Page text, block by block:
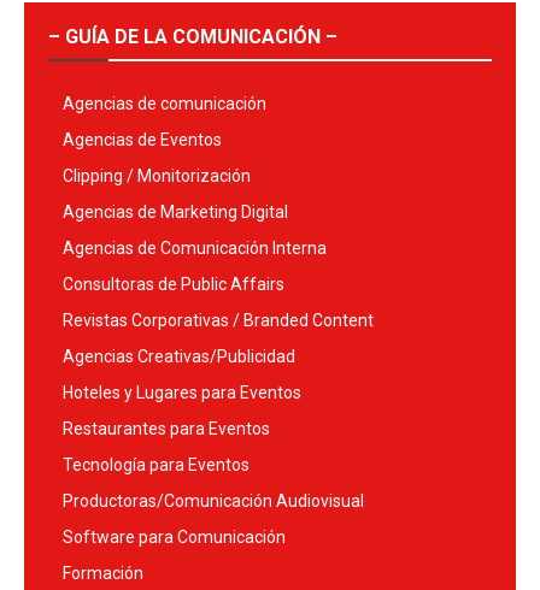
– GUÍA DE LA COMUNICACIÓN –
Agencias de comunicación
Agencias de Eventos
Clipping / Monitorización
Agencias de Marketing Digital
Agencias de Comunicación Interna
Consultoras de Public Affairs
Revistas Corporativas / Branded Content
Agencias Creativas/Publicidad
Hoteles y Lugares para Eventos
Restaurantes para Eventos
Tecnología para Eventos
Productoras/Comunicación Audiovisual
Software para Comunicación
Formación